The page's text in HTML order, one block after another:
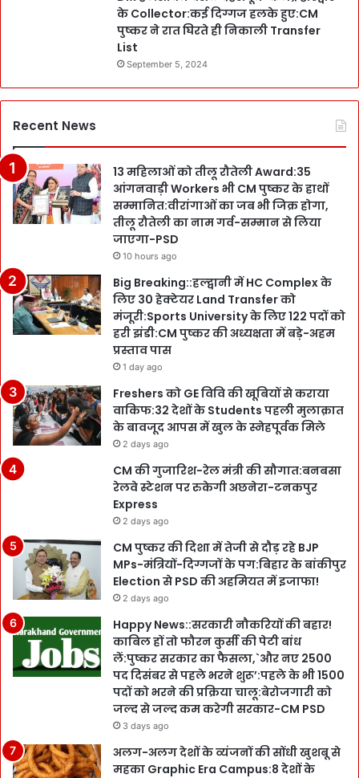
के Collector:कई दिग्गज हलके हुए:CM
पुष्कर ने रात घिरते ही निकाली Transfer
List
September 5, 2024
Recent News
13 महिलाओं को तीलू रौतेली Award:35
आंगनवाड़ी Workers भी CM पुष्कर के हाथों
सम्मानित:वीरांगाओं का जब भी जिक्र होगा,
तीलू रौतेली का नाम गर्व-सम्मान से लिया
जाएगा-PSD
10 hours ago
Big Breaking::हल्द्वानी में HC Complex के
लिए 30 हेक्टेयर Land Transfer को
मंजूरी:Sports University के लिए 122 पदों को
हरी झंडी:CM पुष्कर की अध्यक्षता में बड़े-अहम
प्रस्ताव पास
1 day ago
Freshers को GE विवि की खूबियों से कराया
वाकिफ:32 देशों के Students पहली मुलाक़ात
के बावजूद आपस में खुल के स्नेहपूर्वक मिले
2 days ago
CM की गुजारिश-रेल मंत्री की सौगात:बनबसा
रेलवे स्टेशन पर रुकेगी अछनेरा-टनकपुर
Express
2 days ago
CM पुष्कर की दिशा में तेजी से दौड़ रहे BJP
MPs-मंत्रियों-दिग्गजों के पग:बिहार के बांकीपुर
Election से PSD की अहमियत में इजाफा!
2 days ago
Happy News::सरकारी नौकरियों की बहार!
काबिल हों तो फौरन कुर्सी की पेटी बांध
लें:पुष्कर सरकार का फैसला,`और नए 2500
पद दिसंबर से पहले भरने शुरू’:पहले के भी 1500
पदों को भरने की प्रक्रिया चालू:बेरोजगारी को
जल्द से जल्द कम करेगी सरकार-CM PSD
3 days ago
अलग-अलग देशों के व्यंजनों की सोंधी खुशबू से
महका Graphic Era Campus:8 देशों के